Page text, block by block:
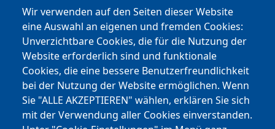
Wir verwenden auf den Seiten dieser Website
eine Auswahl an eigenen und fremden Cookies:
Unverzichtbare Cookies, die für die Nutzung der
Website erforderlich sind und funktionale
Cookies, die eine bessere Benutzerfreundlichkeit
bei der Nutzung der Website ermöglichen. Wenn
Sie "ALLE AKZEPTIEREN" wählen, erklären Sie sich
mit der Verwendung aller Cookies einverstanden.
Instagram
Facebook
Youtube
Andere Bereiche
transp. Verwaltung / Amm. Trasparente